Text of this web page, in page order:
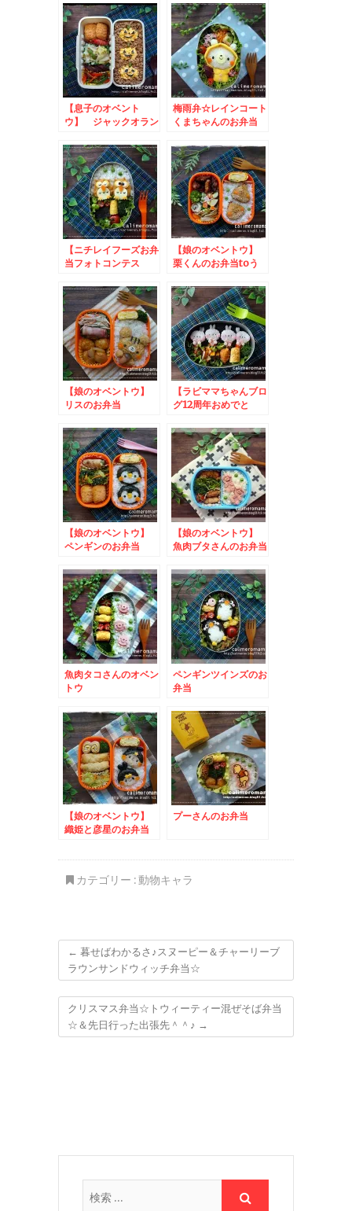
【息子のオベント
ウ】 ジャックオラン
梅雨弁☆レインコート
くまちゃんのお弁当
【ニチレイフーズお弁
当フォトコンテス
当とこいのぼりのお弁
当
【娘のオベントウ】
栗くんのお弁当toう
【娘のオベントウ】
リスのお弁当
【ラビママちゃんブロ
グ12周年おめでと
お弁当
【娘のオベントウ】
ペンギンのお弁当
【娘のオベントウ】
魚肉ブタさんのお弁当
魚肉タコさんのオベン
トウ
ペンギンツインズのお
弁当
【娘のオベントウ】
織姫と彦星のお弁当
プーさんのお弁当
カテゴリー :動物キャラ
← 暮せばわかるさ♪スヌーピー＆チャーリーブ
ラウンサンドウィッチ弁当☆
クリスマス弁当☆トウィーティー混ぜそば弁当
☆＆先日行った出張先＾＾♪ →